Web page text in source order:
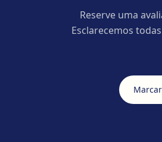
Reserve uma
Esclarecemos